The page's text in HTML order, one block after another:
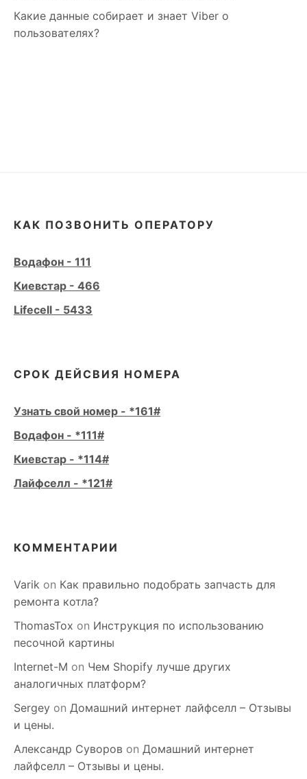
Какие данные собирает и знает Viber о
пользователях?
КАК ПОЗВОНИТЬ ОПЕРАТОРУ
Водафон - 111
Киевстар - 466
Lifecell - 5433
СРОК ДЕЙСВИЯ НОМЕРА
Узнать свой номер - *161#
Водафон - *111#
Киевстар - *114#
Лайфселл - *121#
КОММЕНТАРИИ
Varik on Как правильно подобрать запчасть для
ремонта котла?
ThomasTox on Инструкция по использованию
песочной картины
Internet-M on Чем Shopify лучше других
аналогичных платформ?
Sergey on Домашний интернет лайфселл – Отзывы
и цены.
Александр Суворов on Домашний интернет
лайфселл – Отзывы и цены.